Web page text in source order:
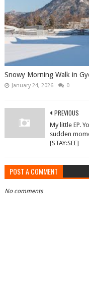
Snowy Morning Walk in
January 24, 2026 0
PREVIOUS
My little EP.
sudden
[STAY:SEE]
POST A COMMENT
No comments